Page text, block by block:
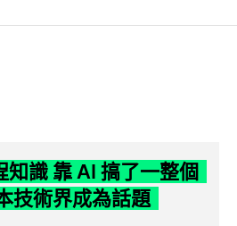
知識 靠 AI 搞了一整個
技術界成為話題